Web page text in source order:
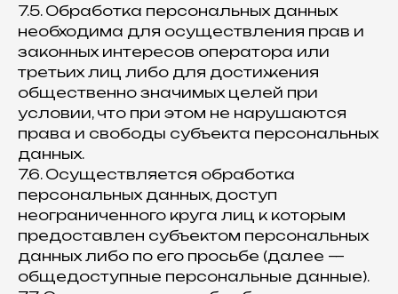
7.5. Обработка персональных данных
необходима для осуществления прав и
законных интересов оператора или
третьих лиц либо для достижения
общественно значимых целей при
условии, что при этом не нарушаются
права и свободы субъекта персональных
данных.
7.6. Осуществляется обработка
персональных данных, доступ
неограниченного круга лиц к которым
предоставлен субъектом персональных
данных либо по его просьбе (далее —
общедоступные персональные данные).